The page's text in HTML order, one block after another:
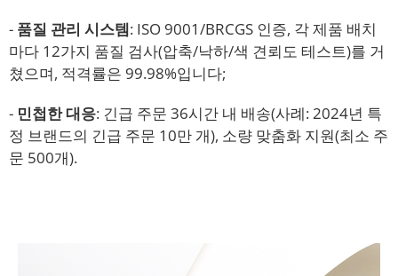
- 품질 관리 시스템: ISO 9001/BRCGS 인증, 각 제품 배치
마다 12가지 품질 검사(압축/낙하/색 견뢰도 테스트)를 거
쳤으며, 적격률은 99.98%입니다;
- 민첩한 대응: 긴급 주문 36시간 내 배송(사례: 2024년 특
정 브랜드의 긴급 주문 10만 개), 소량 맞춤화 지원(최소 주
문 500개).